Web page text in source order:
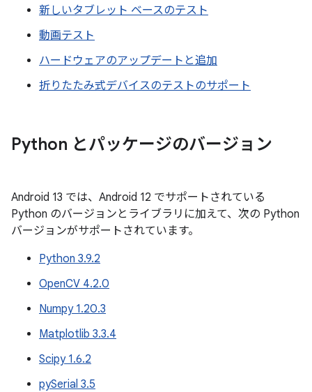
新しいタブレット ベースのテスト
動画テスト
ハードウェアのアップデートと追加
折りたたみ式デバイスのテストのサポート
Python とパッケージのバージョン
Android 13 では、Android 12 でサポートされている
Python のバージョンとライブラリに加えて、次の Python
バージョンがサポートされています。
Python 3.9.2
OpenCV 4.2.0
Numpy 1.20.3
Matplotlib 3.3.4
Scipy 1.6.2
pySerial 3.5